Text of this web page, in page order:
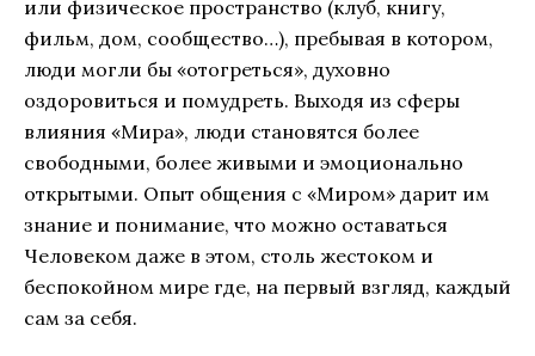
или физическое пространство (клуб, книгу,
фильм, дом, сообщество…), пребывая в котором,
люди могли бы «отогреться», духовно
оздоровиться и помудреть. Выходя из сферы
влияния «Мира», люди становятся более
свободными, более живыми и эмоционально
открытыми. Опыт общения с «Миром» дарит им
знание и понимание, что можно оставаться
Человеком даже в этом, столь жестоком и
беспокойном мире где, на первый взгляд, каждый
сам за себя.